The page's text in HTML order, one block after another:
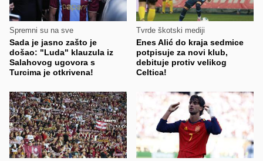
Spremni su na sve
Sada je jasno zašto je
došao: "Luda" klauzula iz
Salahovog ugovora s
Turcima je otkrivena!
Tvrde škotski mediji
Enes Alić do kraja sedmice
potpisuje za novi klub,
debituje protiv velikog
Celtica!